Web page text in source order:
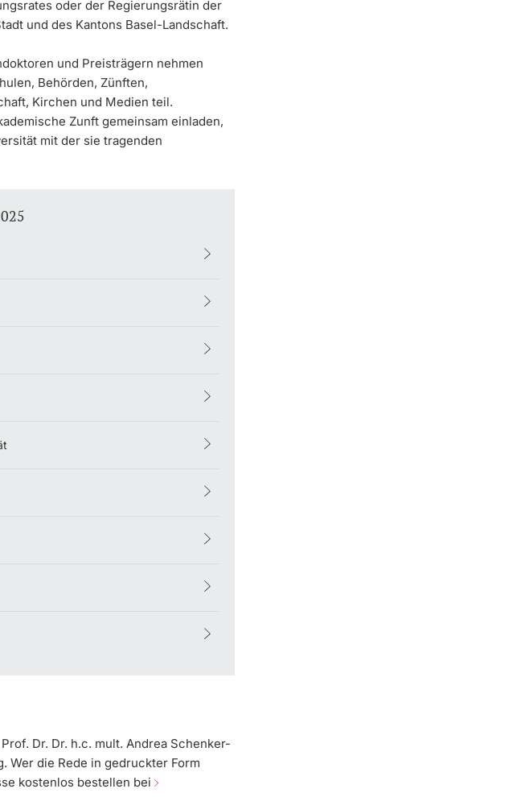
oder der Regierungsrätin der
und des Kantons Basel-Landschaft.
und Preisträgern nehmen
Behörden, Zünften,
Kirchen und Medien teil.
Zunft gemeinsam einladen,
mit der sie tragenden
Dr. Dr. h.c. mult. Andrea Schenker-
Wer die Rede in gedruckter Form
kostenlos bestellen bei